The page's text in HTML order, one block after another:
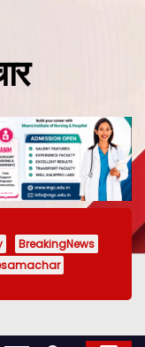
BreakingNews